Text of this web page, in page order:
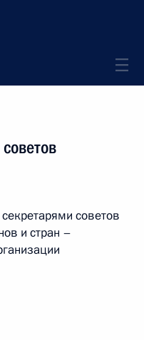
советов
и стран –